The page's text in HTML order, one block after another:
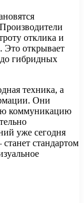
отклика и
Это открывает
гибридных
техника, а
Они
коммуникацию
уже сегодня
стандартом